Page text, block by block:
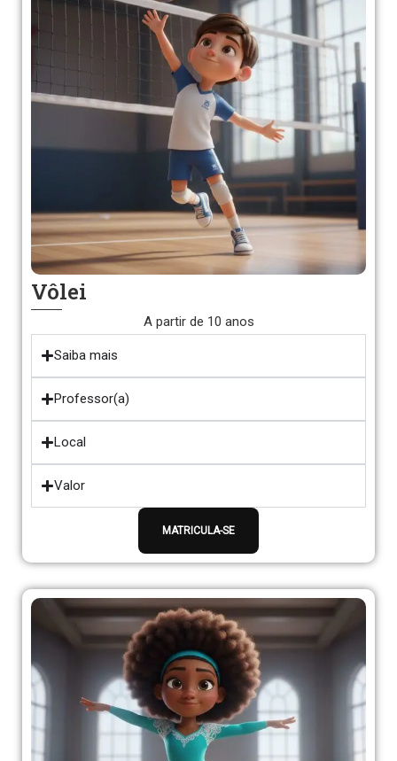
Vôlei
A partir de 10 anos
Saiba mais
Professor(a)
Local
Valor
MATRICULA-SE